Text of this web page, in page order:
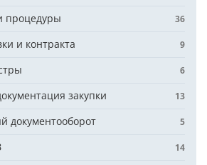
процедуры 36
и контракта 9
6
закупки 13
документооборот 5
14